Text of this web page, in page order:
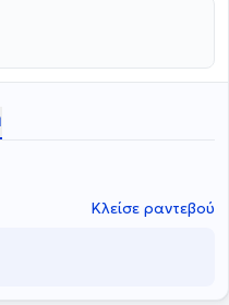
Κλείσε ραντεβού